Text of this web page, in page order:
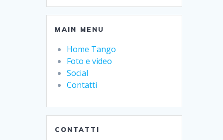
MAIN MENU
Home Tango
Foto e video
Social
Contatti
CONTATTI